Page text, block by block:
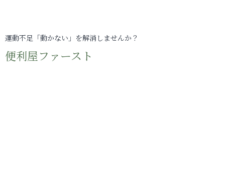
運動不足「動かない」を解消しませんか？
便利屋ファースト